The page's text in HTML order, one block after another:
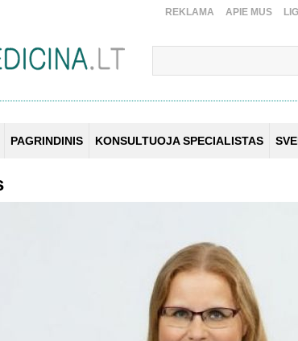
REKLAMA APIE MUS
PAGRINDINIS KONSULTUOJA SPECIALISTAS